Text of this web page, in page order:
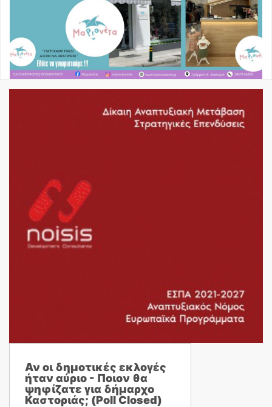
Αν οι δημοτικές εκλογές
ήταν αύριο - Ποιον θα
ψηφίζατε για δήμαρχο
Καστοριάς; (Poll Closed)